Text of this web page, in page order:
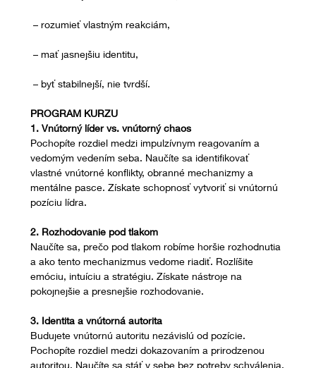
– rozumieť vlastným reakciám,
– mať jasnejšiu identitu,
– byť stabilnejší, nie tvrdší.
PROGRAM KURZU
1. Vnútorný líder vs. vnútorný chaos
Pochopíte rozdiel medzi impulzívnym reagovaním a
vedomým vedením seba. Naučíte sa identifikovať
vlastné vnútorné konflikty, obranné mechanizmy a
mentálne pasce. Získate schopnosť vytvoriť si vnútornú
pozíciu lídra.
2. Rozhodovanie pod tlakom
Naučíte sa, prečo pod tlakom robíme horšie rozhodnutia
a ako tento mechanizmus vedome riadiť. Rozlíšite
emóciu, intuíciu a stratégiu. Získate nástroje na
pokojnejšie a presnejšie rozhodovanie.
3. Identita a vnútorná autorita
Budujete vnútornú autoritu nezávislú od pozície.
Pochopíte rozdiel medzi dokazovaním a prirodzenou
autoritou. Naučíte sa stáť v sebe bez potreby schválenia.